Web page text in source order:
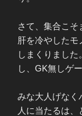
さて、集合こそ
肝を冷やした
しまくりまし
し、GK無しゲ
みな大人げなく
人に当たるは